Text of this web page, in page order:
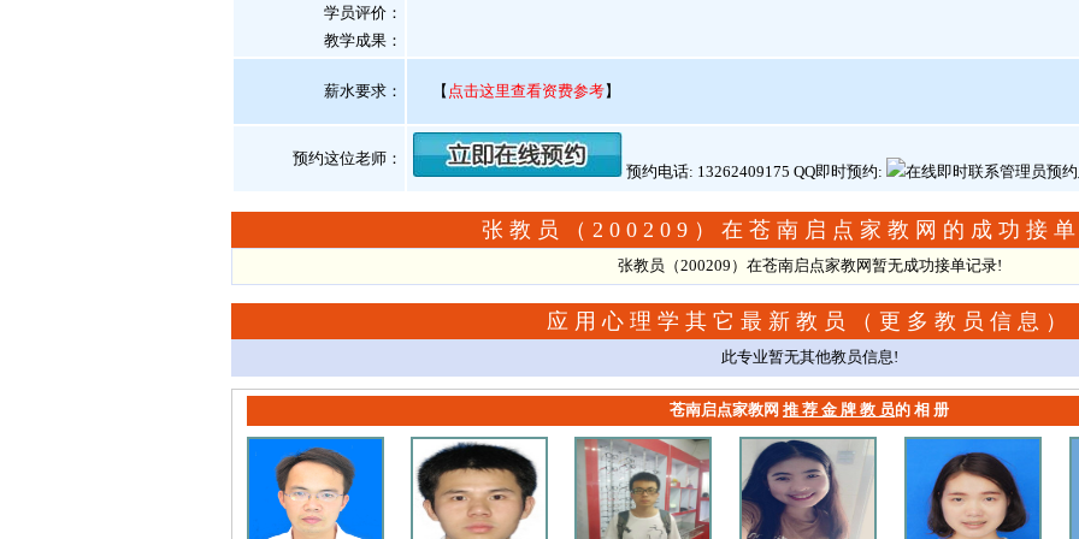
学员评价：
教学成果：
薪水要求： 【 点击这里查看资费参考】
预约这位老师：
预约电话: 13262409175 QQ即时预约:
张教员（200209）在苍南启点家教网的成功接
张教员（200209）在苍南启点家教网暂无成功接单记录!
应用心理学其它最新教员（ 更多教员信息 ）
此专业暂无其他教员信息!
苍南启点家教网 推 荐 金 牌 教 员的 相 册